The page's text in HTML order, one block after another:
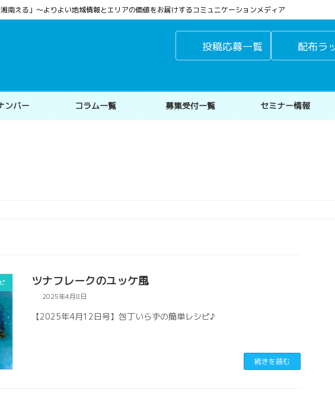
南える」〜よりよい地域情報とエリアの価値をお届けするコミュニケーションメディア
投稿応募一覧 配布ラ
ンバー コラム一覧 募集受付一覧 セミナー情報
ツナフレークのユッケ風
2025年4月8日
【2025年4月12日号】包丁いらずの簡単レシピ♪
続きを読む